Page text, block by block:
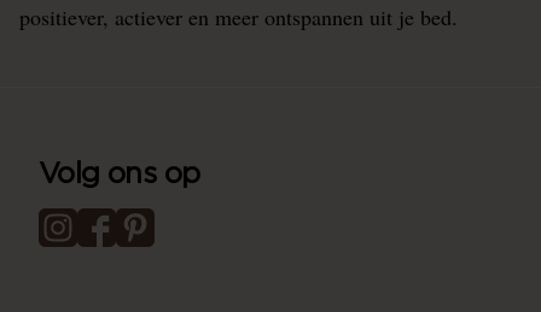
positiever, actiever en meer ontspannen uit je bed.
Volg ons op